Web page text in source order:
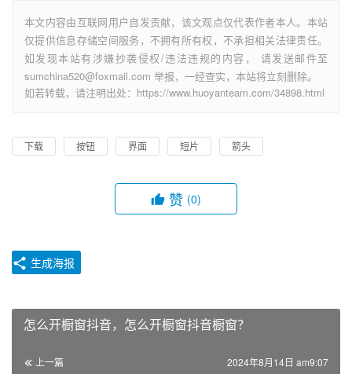
本文内容由互联网用户自发贡献，该文观点仅代表作者本人。本站
仅提供信息存储空间服务，不拥有所有权，不承担相关法律责任。
如发现本站有涉嫌抄袭侵权/违法违规的内容， 请发送邮件至
sumchina520@foxmail.com 举报，一经查实，本站将立刻删除。
如若转载，请注明出处：https://www.huoyanteam.com/34898.html
下载 按钮 界面 短片 箭头
赞 (0)
生成海报
怎么开橱窗抖音，怎么开橱窗抖音橱窗？
上一篇 2024年8月14日 am9:07